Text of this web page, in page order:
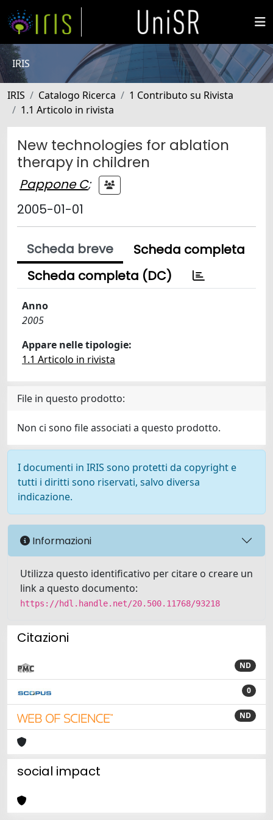
IRIS
IRIS Catalogo Ricerca
1 Contributo su Rivista
1.1 Articolo in rivista
New technologies for ablation
therapy in children
Pappone C;
2005-01-01
Scheda breve
Scheda completa
Scheda completa (DC)
Anno
2005
Appare nelle tipologie:
1.1 Articolo in rivista
File in questo prodotto:
Non ci sono file associati a questo prodotto.
I documenti in IRIS sono protetti da copyright e
tutti i diritti sono riservati, salvo diversa
indicazione.
Informazioni
Utilizza questo identificativo per citare o creare un
link a questo documento:
https://hdl.handle.net/20.500.11768/93218
Citazioni
ND
0
ND
social impact